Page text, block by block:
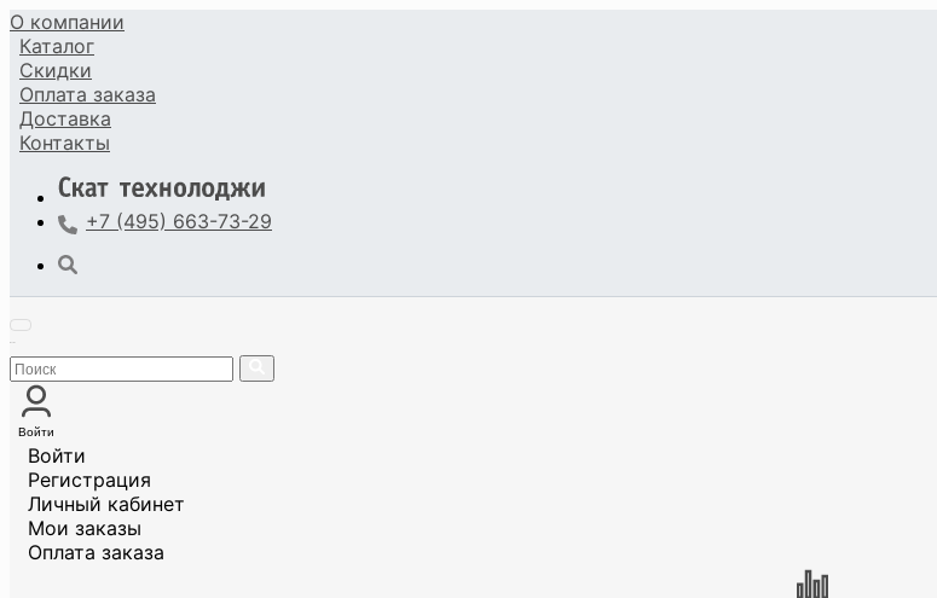
О компании
Каталог
Скидки
Оплата заказа
Доставка
Контакты
+7 (495) 663-73-29
Войти
Войти
Регистрация
Личный кабинет
Мои заказы
Оплата заказа